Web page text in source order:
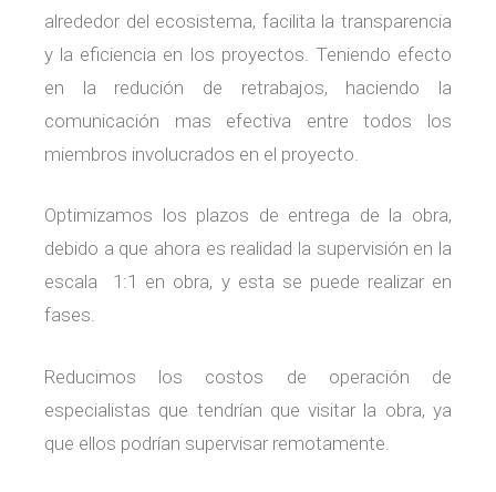
alrededor del ecosistema, facilita la transparencia
y la eficiencia en los proyectos. Teniendo efecto
en la redución de retrabajos, haciendo la
comunicación mas efectiva entre todos los
miembros involucrados en el proyecto.
Optimizamos los plazos de entrega de la obra,
debido a que ahora es realidad la supervisión en la
escala 1:1 en obra, y esta se puede realizar en
fases.
Reducimos los costos de operación de
especialistas que tendrían que visitar la obra, ya
que ellos podrían supervisar remotamente.